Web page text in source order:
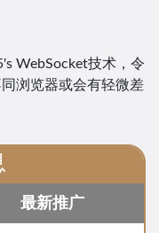
WebSocket技术，令
浏览器或会有轻微差
最新推广